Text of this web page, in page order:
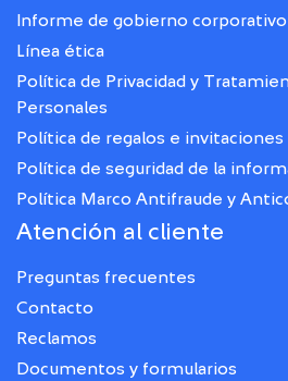
Informe de gobierno corporativo
Línea ética
Política de Privacidad y
Personales
Política de regalos e invitaciones
Política de seguridad de la
Política Marco Antifraude y
Atención al cliente
Preguntas frecuentes
Contacto
Reclamos
Documentos y formularios